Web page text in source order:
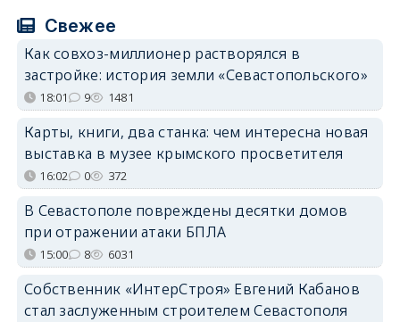
Свежее
Как совхоз-миллионер растворялся в
застройке: история земли «Севастопольского»
18:01 9 1481
Карты, книги, два станка: чем интересна новая
выставка в музее крымского просветителя
16:02 0 372
В Севастополе повреждены десятки домов
при отражении атаки БПЛА
15:00 8 6031
Собственник «ИнтерСтроя» Евгений Кабанов
стал заслуженным строителем Севастополя